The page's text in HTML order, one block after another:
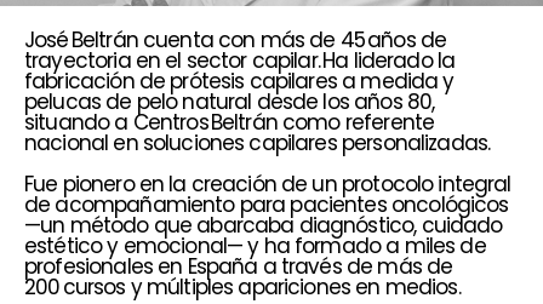
José Beltrán cuenta con más de 45 años de
trayectoria en el sector capilar. Ha liderado la
fabricación de prótesis capilares a medida y
pelucas de pelo natural desde los años 80,
situando a Centros Beltrán como referente
nacional en soluciones capilares personalizadas.
Fue pionero en la creación de un protocolo integral
de acompañamiento para pacientes oncológicos
—un método que abarcaba diagnóstico, cuidado
estético y emocional— y ha formado a miles de
profesionales en España a través de más de
200 cursos y múltiples apariciones en medios.